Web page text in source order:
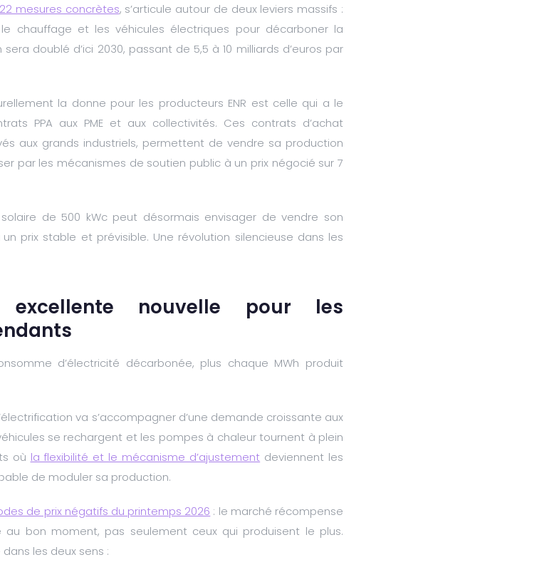
mesures concrètes, s’articule autour de deux leviers massifs :
chauffage et les véhicules électriques pour décarboner la
doublé d’ici 2030, passant de 5,5 à 10 milliards d’euros par
la donne pour les producteurs ENR est celle qui a le
PPA aux PME et aux collectivités. Ces contrats d’achat
aux grands industriels, permettent de vendre sa production
par les mécanismes de soutien public à un prix négocié sur 7
de 500 kWc peut désormais envisager de vendre son
prix stable et prévisible. Une révolution silencieuse dans les
excellente nouvelle pour les
d’électricité décarbonée, plus chaque MWh produit
va s’accompagner d’une demande croissante aux
se rechargent et les pompes à chaleur tournent à plein
où la flexibilité et le mécanisme d’ajustement deviennent les
de moduler sa production.
de prix négatifs du printemps 2026 : le marché récompense
bon moment, pas seulement ceux qui produisent le plus.
les deux sens :